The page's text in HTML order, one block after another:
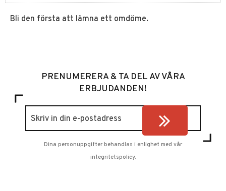
Bli den första att lämna ett omdöme.
PRENUMERERA & TA DEL AV VÅRA
ERBJUDANDEN!
Dina personuppgifter behandlas i enlighet med vår
integritetspolicy.